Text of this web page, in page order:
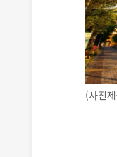
(사진